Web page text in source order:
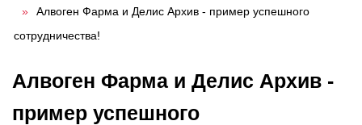
Уничтожение документов
Сканирование документов
Цифровые услуги
Документооборот
»
Алвоген Фарма и Делис Архив - пример успешного
сотрудничества!
Алвоген Фарма и Делис Архив -
пример успешного